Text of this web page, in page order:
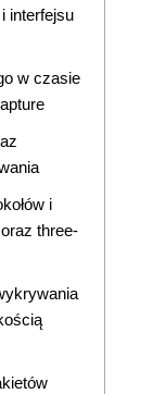
interfejsu
w czasie
i
three-